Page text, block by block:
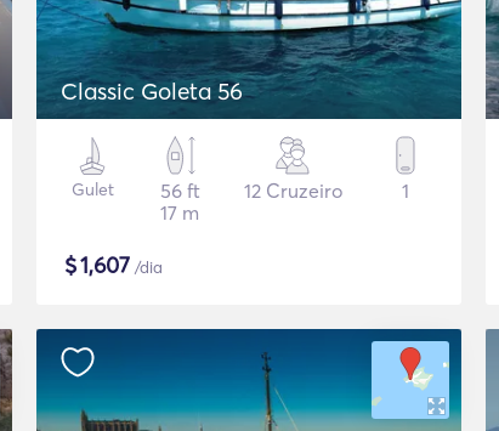
Classic Goleta 56
Gulet
56 ft
17 m
12 Cruzeiro 1
$1,607 /dia